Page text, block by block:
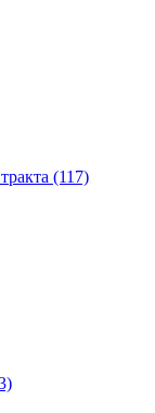
(117)